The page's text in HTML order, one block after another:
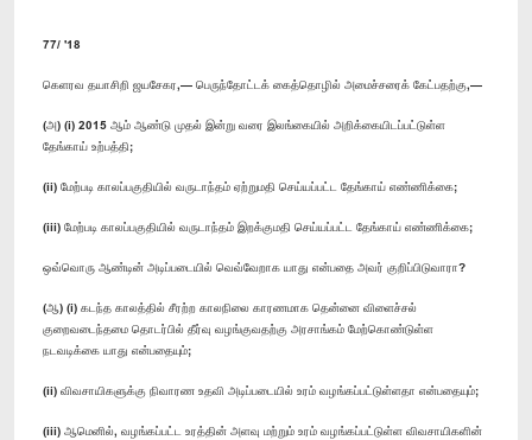
77/ '18
கெளரவ தயாசிறி ஜயசேகர,— பெருந்தோட்டக் கைத்தொழில் அமைச்சரைக் கேட்பதற்கு,—
(அ) (i) 2015 ஆம் ஆண்டு முதல் இன்று வரை இலங்கையில் அறிக்கையிடப்பட்டுள்ள
தேங்காய் உற்பத்தி;
(ii) மேற்படி காலப்பகுதியில் வருடாந்தம் ஏற்றுமதி செய்யப்பட்ட தேங்காய் எண்ணிக்கை;
(iii) மேற்படி காலப்பகுதியில் வருடாந்தம் இறக்குமதி செய்யப்பட்ட தேங்காய் எண்ணிக்கை;
ஒவ்வொரு ஆண்டின் அடிப்படையில் வெவ்வேறாக யாது என்பதை அவர் குறிப்பிடுவாரா?
(ஆ) (i) கடந்த காலத்தில் சீரற்ற காலநிலை காரணமாக தென்னை விளைச்சல்
குறைவடைந்தமை தொடர்பில் தீர்வு வழங்குவதற்கு அரசாங்கம் மேற்கொண்டுள்ள
நடவடிக்கை யாது என்பதையும்;
(ii) விவசாயிகளுக்கு நிவாரண உதவி அடிப்படையில் உரம் வழங்கப்பட்டுள்ளதா என்பதையும்;
(iii) ஆமெனில், வழங்கப்பட்ட உரத்தின் அளவு மற்றும் உரம் வழங்கப்பட்டுள்ள விவசாயிகளின்